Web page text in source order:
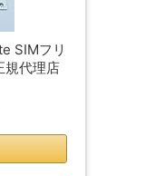
SIMフリ
規代理店